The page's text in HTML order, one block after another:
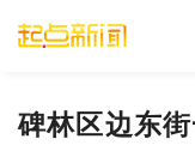
碑林区边东